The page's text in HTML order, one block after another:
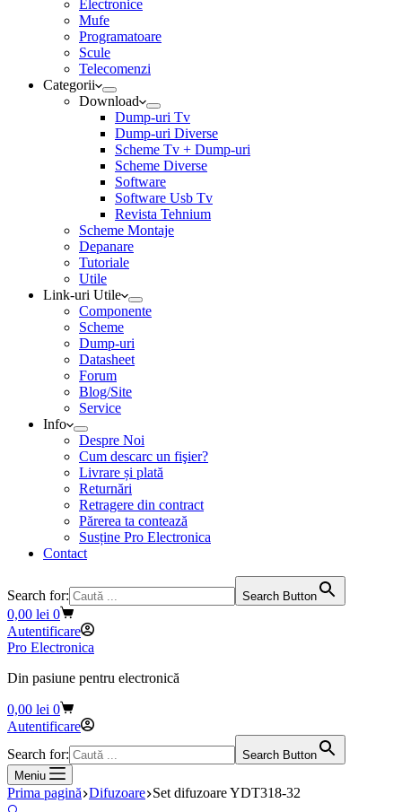
Electronice
Mufe
Programatoare
Scule
Telecomenzi
Categorii
Download
Dump-uri Tv
Dump-uri Diverse
Scheme Tv + Dump-uri
Scheme Diverse
Software
Software Usb Tv
Revista Tehnium
Scheme Montaje
Depanare
Tutoriale
Utile
Link-uri Utile
Componente
Scheme
Dump-uri
Datasheet
Forum
Blog/Site
Service
Info
Despre Noi
Cum descarc un fişier?
Livrare și plată
Returnări
Retragere din contract
Părerea ta contează
Susține Pro Electronica
Contact
Search for: Search Button
Coș
de
cumpărături
0,00 lei 0
Autentificare
Pro Electronica
Din pasiune pentru electronică
Coș
de
0,00 lei 0
Autentificare
Search for:
Search Button
Meniu
Prima pagină Difuzoare Set difuzoare YDT318-32